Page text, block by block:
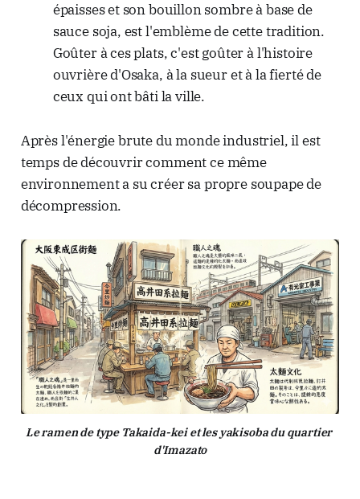
épaisses et son bouillon sombre à base de
sauce soja, est l'emblème de cette tradition.
Goûter à ces plats, c'est goûter à l'histoire
ouvrière d'Osaka, à la sueur et à la fierté de
ceux qui ont bâti la ville.
Après l'énergie brute du monde industriel, il est
temps de découvrir comment ce même
environnement a su créer sa propre soupape de
décompression.
Le ramen de type Takaida-kei et les yakisoba du quartier
d'Imazato